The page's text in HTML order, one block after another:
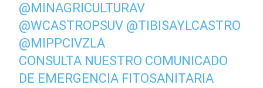
@MINAGRICULTURAV
@WCASTROPSUV @TIBISAYLCASTRO
@MIPPCIVZLA
CONSULTA NUESTRO COMUNICADO
DE EMERGENCIA FITOSANITARIA